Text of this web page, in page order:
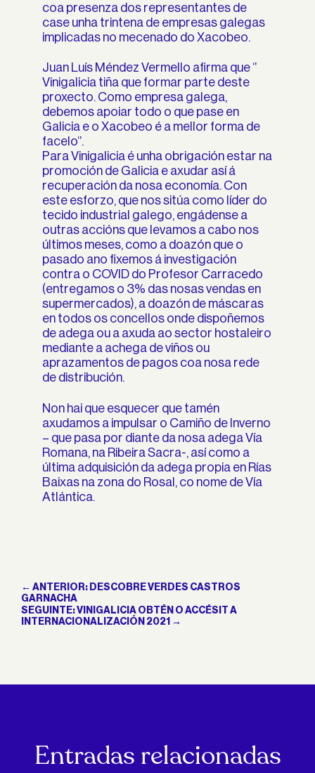
coa presenza dos representantes de
case unha trintena de empresas galegas
implicadas no mecenado do Xacobeo.
Juan Luís Méndez Vermello afirma que ‘’
Vinigalicia tiña que formar parte deste
proxecto. Como empresa galega,
debemos apoiar todo o que pase en
Galicia e o Xacobeo é a mellor forma de
facelo‘’.
Para Vinigalicia é unha obrigación estar na
promoción de Galicia e axudar así á
recuperación da nosa economía. Con
este esforzo, que nos sitúa como líder do
tecido industrial galego, engádense a
outras accións que levamos a cabo nos
últimos meses, como a doazón que o
pasado ano fixemos á investigación
contra o COVID do Profesor Carracedo
(entregamos o 3% das nosas vendas en
supermercados), a doazón de máscaras
en todos os concellos onde dispoñemos
de adega ou a axuda ao sector hostaleiro
mediante a achega de viños ou
aprazamentos de pagos coa nosa rede
de distribución.
Non hai que esquecer que tamén
axudamos a impulsar o Camiño de Inverno
– que pasa por diante da nosa adega Vía
Romana, na Ribeira Sacra-, así como a
última adquisición da adega propia en Rías
Baixas na zona do Rosal, co nome de Vía
Atlántica.
← ANTERIOR: DESCOBRE VERDES CASTROS
GARNACHA
SEGUINTE: VINIGALICIA OBTÉN O ACCÉSIT A
INTERNACIONALIZACIÓN 2021 →
Entradas relacionadas